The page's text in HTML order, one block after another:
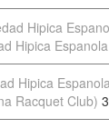
Hipica
Hipica
Hipica
Racquet Club) 3